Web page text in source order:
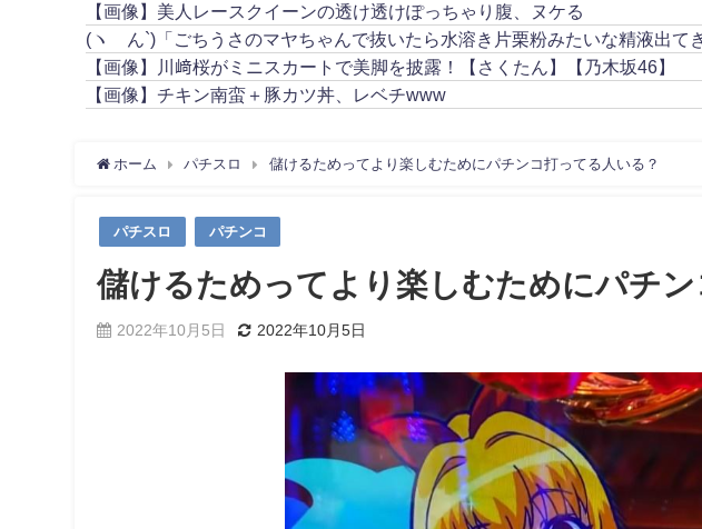
【画像】美人レースクイーンの透け透けぽっちゃり腹、ヌケる
(ヽ´ん`)「ごちうさのマヤちゃんで抜いたら水溶き片栗粉みたいな精液出て
【画像】川﨑桜がミニスカートで美脚を披露！【さくたん】【乃木坂46】
【画像】チキン南蛮＋豚カツ丼、レベチwww
ホーム パチスロ 儲けるためってより楽しむためにパチンコ打ってる人いる？
パチスロ パチンコ
儲けるためってより楽しむためにパチ
2022年10月5日 2022年10月5日